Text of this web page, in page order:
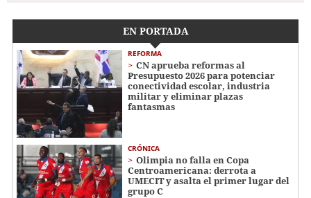
EN PORTADA
REFORMA
CN aprueba reformas al
Presupuesto 2026 para potenciar
conectividad escolar, industria
militar y eliminar plazas
fantasmas
CRÓNICA
Olimpia no falla en Copa
Centroamericana: derrota a
UMECIT y asalta el primer lugar del
grupo C